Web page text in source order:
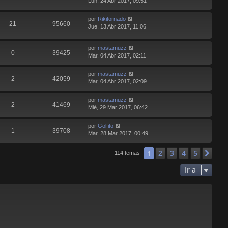
21 95660
por Rikitornado
Jue, 13 Abr 2017, 11:06
0 39425
por mastamuzz
Mar, 04 Abr 2017, 02:11
2 42059
por mastamuzz
Mar, 04 Abr 2017, 02:09
2 41469
por mastamuzz
Mié, 29 Mar 2017, 06:42
1 39708
por Golfito
Mar, 28 Mar 2017, 00:49
114 temas 1 2 3 4 5
Ir a